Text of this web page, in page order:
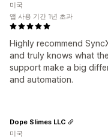
Highly recommend
and truly knows what
support make a big
and automation.
미국
앱 사용 기간 1년 초과
Dope Slimes LLC
미국